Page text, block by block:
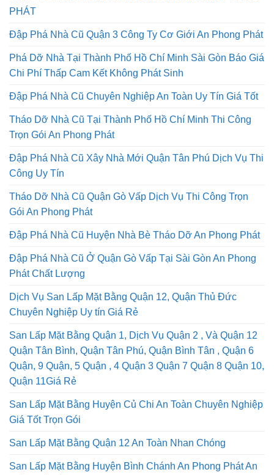
PHÁT
Đập Phá Nhà Cũ Quận 3 Công Ty Cơ Giới An Phong Phát
Phá Dỡ Nhà Tại Thành Phố Hồ Chí Minh Sài Gòn Báo Giá
Chi Phí Thấp Cam Kết Không Phát Sinh
Đập Phá Nhà Cũ Chuyên Nghiệp An Toàn Uy Tín Giá Tốt
Tháo Dỡ Nhà Cũ Tại Thành Phố Hồ Chí Minh Thi Công
Trọn Gói An Phong Phát
Đập Phá Nhà Cũ Xây Nhà Mới Quận Tân Phú Dịch Vụ Thi
Công Uy Tín
Tháo Dỡ Nhà Cũ Quận Gò Vấp Dịch Vụ Thi Công Trọn
Gói An Phong Phát
Đập Phá Nhà Cũ Huyện Nhà Bè Tháo Dỡ An Phong Phát
Đập Phá Nhà Cũ Ở Quận Gò Vấp Tại Sài Gòn An Phong
Phát Chất Lượng
Dịch Vụ San Lấp Mặt Bằng Quận 12, Quận Thủ Đức
Chuyên Nghiệp Uy tín Giá Rẻ
San Lấp Mặt Bằng Quận 1, Dịch Vụ Quận 2 , Và Quận 12
Quận Tân Bình, Quận Tân Phú, Quận Bình Tân , Quận 6
Quận, 9 Quận, 5 Quận , 4 Quận 3 Quận 7 Quận 8 Quận 10,
Quận 11Giá Rẻ
San Lấp Mặt Bằng Huyện Củ Chi An Toàn Chuyên Nghiệp
Giá Tốt Trọn Gói
San Lấp Mặt Bằng Quận 12 An Toàn Nhan Chóng
San Lấp Mặt Bằng Huyện Bình Chánh An Phong Phát An